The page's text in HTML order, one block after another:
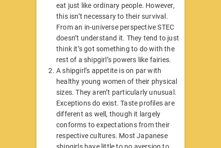
eat just like ordinary people. However,
this isn’t necessary to their survival.
From an in-universe perspective STEC
doesn’t understand it. They tend to just
think it’s got something to do with the
rest of a shipgirl’s powers like fairies.
A shipgirl’s appetite is on par with
healthy young women of their physical
sizes. They aren’t particularly unusual.
Exceptions do exist. Taste profiles are
different as well, though it largely
conforms to expectations from their
respective cultures. Most Japanese
shipgirls have little to no aversion to